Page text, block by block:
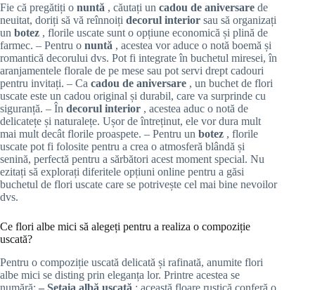
Fie că pregătiți o nuntă , căutați un cadou de aniversare de
neuitat, doriți să vă reînnoiți decorul interior sau să organizați
un botez , florile uscate sunt o opțiune economică și plină de
farmec. – Pentru o nuntă , acestea vor aduce o notă boemă și
romantică decorului dvs. Pot fi integrate în buchetul miresei, în
aranjamentele florale de pe mese sau pot servi drept cadouri
pentru invitați. – Ca cadou de aniversare , un buchet de flori
uscate este un cadou original și durabil, care va surprinde cu
siguranță. – În decorul interior , acestea aduc o notă de
delicatețe și naturalețe. Ușor de întreținut, ele vor dura mult
mai mult decât florile proaspete. – Pentru un botez , florile
uscate pot fi folosite pentru a crea o atmosferă blândă și
senină, perfectă pentru a sărbători acest moment special. Nu
ezitați să explorați diferitele opțiuni online pentru a găsi
buchetul de flori uscate care se potrivește cel mai bine nevoilor
dvs.
Ce flori albe mici să alegeți pentru a realiza o compoziție
uscată?
Pentru o compoziție uscată delicată și rafinată, anumite flori
albe mici se disting prin eleganța lor. Printre acestea se
numără: – Setaia albă uscată : această floare rustică conferă o